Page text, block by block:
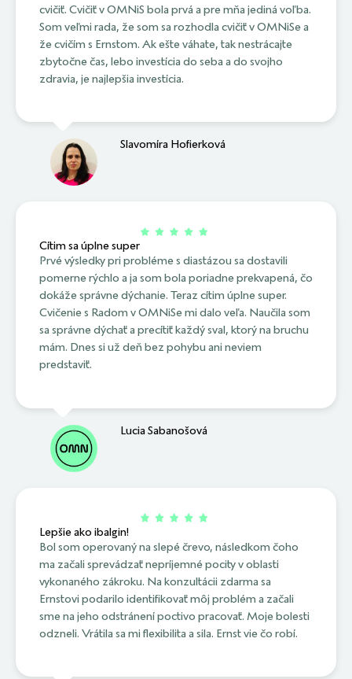
cvičiť. Cvičiť v OMNiS bola prvá a pre mňa jediná voľba.
Som veľmi rada, že som sa rozhodla cvičiť v OMNiSe a
že cvičím s Ernstom. Ak ešte váhate, tak nestrácajte
zbytočne čas, lebo investícia do seba a do svojho
zdravia, je najlepšia investícia.
Slavomíra Hofierková
Cítim sa úplne super
Prvé výsledky pri probléme s diastázou sa dostavili
pomerne rýchlo a ja som bola poriadne prekvapená, čo
dokáže správne dýchanie. Teraz cítim úplne super.
Cvičenie s Radom v OMNiSe mi dalo veľa. Naučila som
sa správne dýchať a precítiť každý sval, ktorý na bruchu
mám. Dnes si už deň bez pohybu ani neviem
predstaviť.
Lucia Sabanošová
Lepšie ako ibalgin!
Bol som operovaný na slepé črevo, následkom čoho
ma začali sprevádzať nepríjemné pocity v oblasti
vykonaného zákroku. Na konzultácii zdarma sa
Ernstovi podarilo identifikovať môj problém a začali
sme na jeho odstránení poctivo pracovať. Moje bolesti
odzneli. Vrátila sa mi flexibilita a sila. Ernst vie čo robí.